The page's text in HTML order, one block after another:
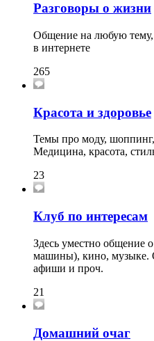
Разговоры о жизни
Общение на любую тему,
в интернете
265
Красота и здоровье
Темы про моду,
Медицина, красота,
23
Клуб по интересам
Здесь уместно общение
машины), кино, музыке.
афиши и проч.
21
Домашний очаг